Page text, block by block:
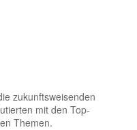
zukunftsweisenden
mit den Top-
Themen.